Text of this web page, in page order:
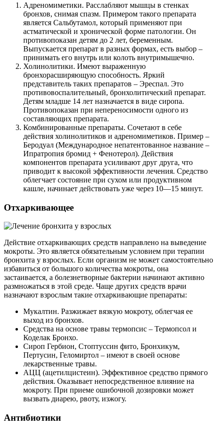
Адреномиметики. Расслабляют мышцы в стенках
бронхов, снимая спазм. Примером такого препарата
является Сальбутамол, который применяют при
астматической и хронической форме патологии. Он
противопоказан детям до 2 лет, беременным.
Выпускается препарат в разных формах, есть выбор –
принимать его внутрь или колоть внутримышечно.
Холинолитики. Имеют выраженную
бронхорасширяющую способность. Яркий
представитель таких препаратов – Эреспал. Это
противовоспалительный, бронхолитический препарат.
Детям младше 14 лет назначается в виде сиропа.
Противопоказан при непереносимости одного из
составляющих препарата.
Комбинированные препараты. Сочетают в себе
действия холинолитиков и адреномиметиков. Пример –
Беродуал (Международное непатентованное название –
Ипратропия бромид + Фенотерол). Действия
компонентов препарата усиливают друг друга, что
приводит к высокой эффективности лечения. Средство
облегчает состояние при сухом или продуктивном
кашле, начинает действовать уже через 10—15 минут.
Отхаркивающее
Действие отхаркивающих средств направлено на выведение
мокроты. Это является обязательным условием при терапии
бронхита у взрослых. Если организм не может самостоятельно
избавиться от большого количества мокроты, она
застаивается, а болезнетворные бактерии начинают активно
размножаться в этой среде. Чаще других средств врачи
назначают взрослым такие отхаркивающие препараты:
Мукалтин. Разжижает вязкую мокроту, облегчая ее
выход из бронхов.
Средства на основе травы термопсис – Термопсол и
Коделак Бронхо.
Сироп Гербион, Стоптуссин фито, Бронхикум,
Пертусин, Геломиртол – имеют в своей основе
лекарственные травы.
АЦЦ (ацетилцистеин). Эффективное средство прямого
действия. Оказывает непосредственное влияние на
мокроту. При приеме ошибочной дозировки может
вызвать диарею, рвоту, изжогу.
Антибиотики